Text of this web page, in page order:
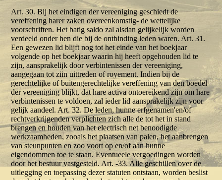
Art. 30. Bij het eindigen der vereeniging geschiedt de
vereffening harer zaken overeenkomstig- de wettelijke
voorschriften. Het batig saldo zal alsdan gelijkelijk worden
verdeeld onder hen die bij de ontbinding leden waren. Art. 31.
Een gewezen lid blijft nog tot het einde van het boekjaar
volgende op het boekjaar waarin hij heeft opgehouden lid te
zijn, aansprakelijk door verbintenissen der vereeniging,
aangegaan tot ziin uittreden of royement. Indien bij de
gerechtelijke of buitengerechtelijke vereffening van den boedel
der vereeniging blijkt, dat hare activa ontoereikend zijn om hare
verbintenissen te voldoen, zal ieder lid aansprakelijk zijn voor
gelijk aandeel. Art. 32. De leden, hunne erfgenamen'en/of
rechtverkrijgenden verplichten zich alle de tot het in stand
brengen en houden van het electrisch net benoodigde
werkzaamheden, zooals het plaatsen van palen, het aanbrengen
van steunpunten en zoo voort op en/of aan hunne
eigendommen toe te staan. Eventueele vergoedingen worden
door het bestuur vastgesteld. Art. -33. Alle geschillen over de
uitlegging en toepassing dezer statuten ontstaan, worden beslist